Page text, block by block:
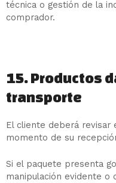
técnica o gestión de la
comprador.
15. Productos
transporte
El cliente deberá revisar
momento de su
Si el paquete presenta
manipulación evidente o